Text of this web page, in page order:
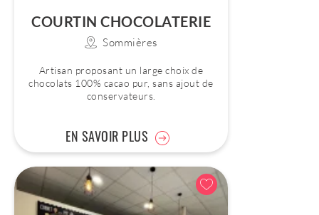
COURTIN CHOCOLATERIE
Sommières
Artisan proposant un large choix de
chocolats 100% cacao pur, sans ajout de
conservateurs.
EN SAVOIR PLUS